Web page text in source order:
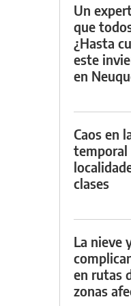
Un
que
¿Hasta
este
en
Caos en
temporal
clases
La nieve
en rutas
zonas